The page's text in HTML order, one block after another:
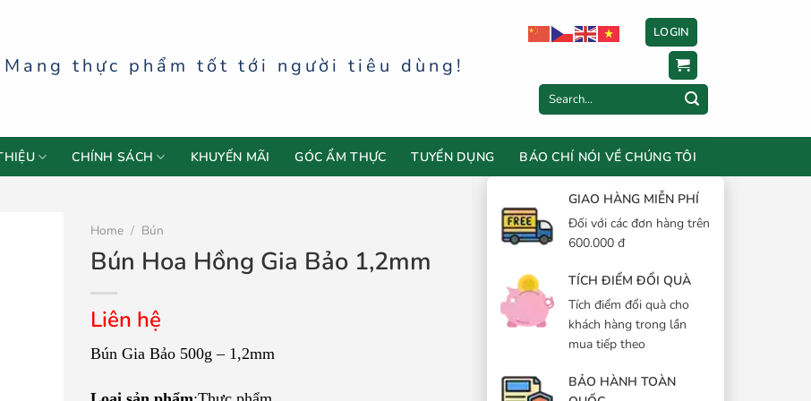
Mang thực phẩm tốt tới người tiêu dùng!
LOGIN
Search
for:
CHÍNH SÁCH KHUYẾN MÃI GÓC ẨM THỰC TUYỂN DỤNG BÁO CHÍ NÓI VỀ CHÚNG TÔI
GIAO HÀNG MIỄN PHÍ
Đối với các đơn hàng trên
600.000 đ
TÍCH ĐIỂM ĐỔI QUÀ
Tích điểm đổi quà cho
khách hàng trong lần
mua tiếp theo
BẢO HÀNH TOÀN
Home / Bún
Bún Hoa Hồng Gia Bảo 1,2mm
Liên hệ
Bún Gia Bảo 500g – 1,2mm